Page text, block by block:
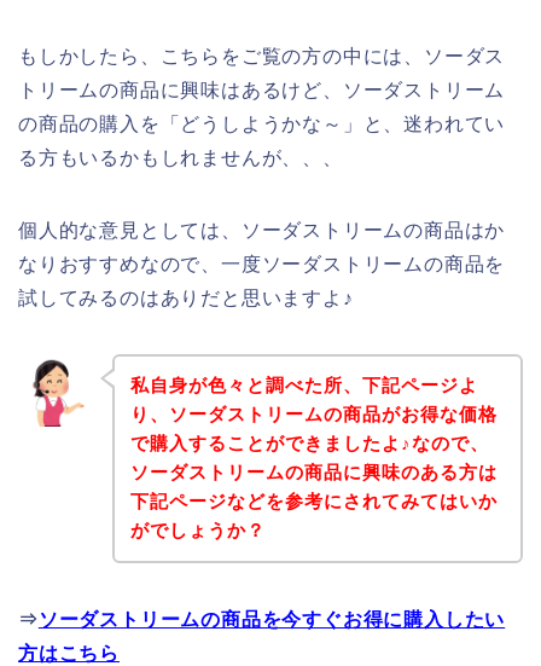
もしかしたら、こちらをご覧の方の中には、ソーダス
トリームの商品に興味はあるけど、ソーダストリーム
の商品の購入を「どうしようかな～」と、迷われてい
る方もいるかもしれませんが、、、
個人的な意見としては、ソーダストリームの商品はか
なりおすすめなので、一度ソーダストリームの商品を
試してみるのはありだと思いますよ♪
私自身が色々と調べた所、下記ページよ
り、ソーダストリームの商品がお得な価格
で購入することができましたよ♪なので、
ソーダストリームの商品に興味のある方は
下記ページなどを参考にされてみてはいか
がでしょうか？
⇒ ソーダストリームの商品を今すぐお得に購入したい
方はこちら